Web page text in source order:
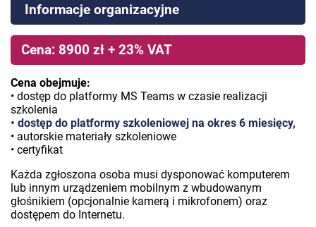
Informacje organizacyjne
Cena: 8900 zł + 23% VAT
Cena obejmuje:
• dostęp do platformy MS Teams w czasie realizacji
szkolenia
• dostęp do platformy szkoleniowej na okres 6 miesięcy,
• autorskie materiały szkoleniowe
• certyfikat
Każda zgłoszona osoba musi dysponować komputerem
lub innym urządzeniem mobilnym z wbudowanym
głośnikiem (opcjonalnie kamerą i mikrofonem) oraz
dostępem do Internetu.